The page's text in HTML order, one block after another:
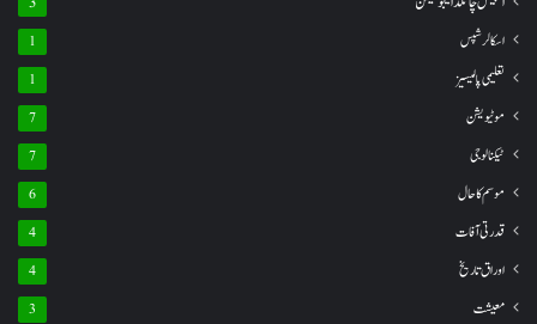
اسکالرشپس 1
تعلیمی پالیسیز 1
موٹیویشن 7
ٹیکنالوجی 7
موسم کا حال 6
قدرتی آفات 4
اوراق تاریخ 4
معیشت 3